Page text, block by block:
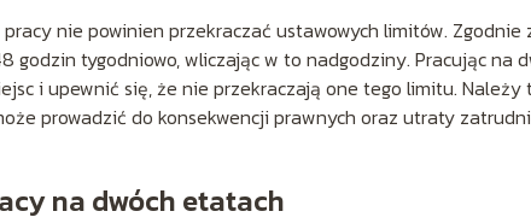
nie powinien przekraczać ustawowych limitów. Zgodnie
godzin tygodniowo, wliczając w to nadgodziny. Pracując na
i upewnić się, że nie przekraczają one tego limitu.
prowadzić do konsekwencji prawnych oraz utraty
na dwóch etatach